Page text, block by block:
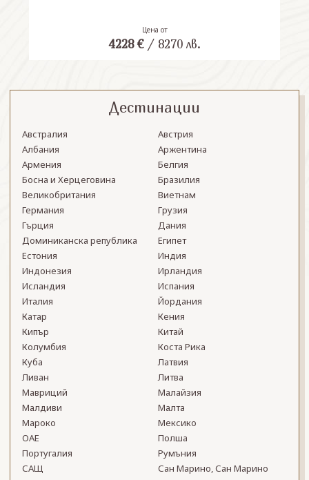
Цена от
4228 €/ 8270 лв.
Дестинации
Австралия
Австрия
Албания
Аржентина
Армения
Белгия
Босна и Херцеговина
Бразилия
Великобритания
Виетнам
Германия
Грузия
Гърция
Дания
Доминиканска република
Египет
Естония
Индия
Индонезия
Ирландия
Исландия
Испания
Италия
Йордания
Катар
Кения
Кипър
Китай
Колумбия
Коста Рика
Куба
Латвия
Ливан
Литва
Мавриций
Малайзия
Малдиви
Малта
Мароко
Мексико
ОАЕ
Полша
Португалия
Румъния
САЩ
Сан Марино, Сан Марино